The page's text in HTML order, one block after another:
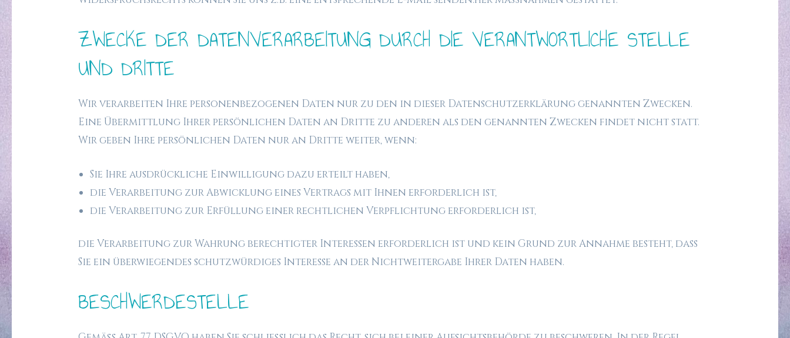
ZWECKE DER DATENVERARBEITUNG DURCH DIE VERANTWORTLICHE STELLE
UND DRITTE
Wir verarbeiten Ihre personenbezogenen Daten nur zu den in dieser Datenschutzerklärung genannten Zwecken.
Eine Übermittlung Ihrer persönlichen Daten an Dritte zu anderen als den genannten Zwecken findet nicht statt.
Wir geben Ihre persönlichen Daten nur an Dritte weiter, wenn:
Sie Ihre ausdrückliche Einwilligung dazu erteilt haben,
die Verarbeitung zur Abwicklung eines Vertrags mit Ihnen erforderlich ist,
die Verarbeitung zur Erfüllung einer rechtlichen Verpflichtung erforderlich ist,
die Verarbeitung zur Wahrung berechtigter Interessen erforderlich ist und kein Grund zur Annahme besteht, dass
Sie ein überwiegendes schutzwürdiges Interesse an der Nichtweitergabe Ihrer Daten haben.
BESCHWERDESTELLE